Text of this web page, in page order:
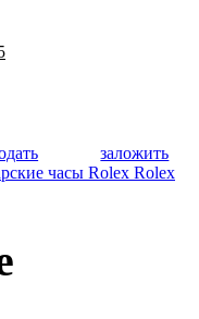
заложить
часы Rolex Rolex